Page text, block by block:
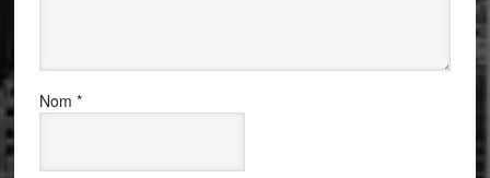
Nom *